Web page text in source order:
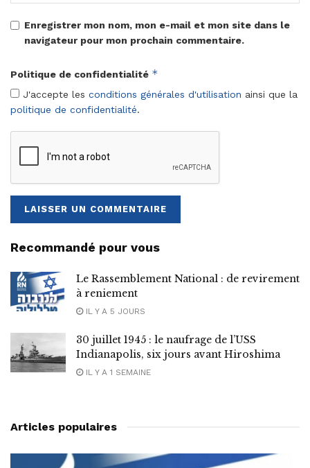
Enregistrer mon nom, mon e-mail et mon site dans le
navigateur pour mon prochain commentaire.
Politique de confidentialité *
J'accepte les conditions générales d'utilisation ainsi que la
politique de confidentialité.
Recommandé pour vous
Le Rassemblement National : de revirement
à reniement
IL Y A 5 JOURS
30 juillet 1945 : le naufrage de l’USS
Indianapolis, six jours avant Hiroshima
IL Y A 1 SEMAINE
Articles populaires